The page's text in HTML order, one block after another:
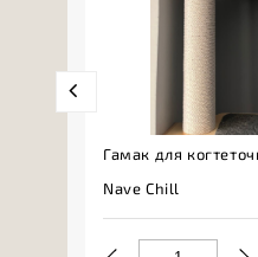
Гамак для
Nave Chill